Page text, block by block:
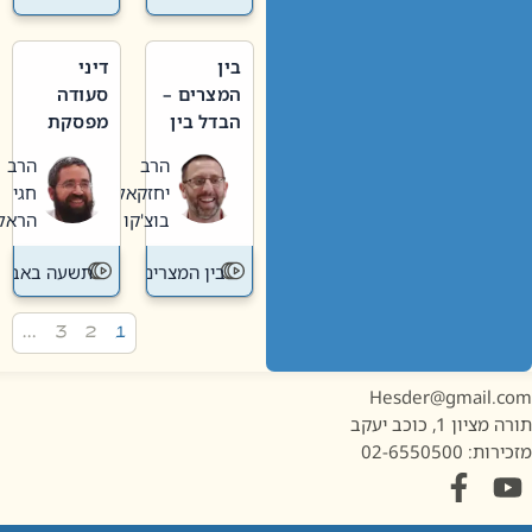
בין
המצרים –
הבדל בין
חדשה
לישנה
הרב
יחזקאל
בוצ'קו
בין המצרים
דיני
סעודה
מפסקת
תשעה
באב
הרב
חגי
הראל
תשעה באב
1, כוכב יעקב
02-6550500